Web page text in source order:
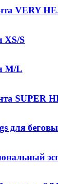
VERY
XS/S
M/L
SUPER
для